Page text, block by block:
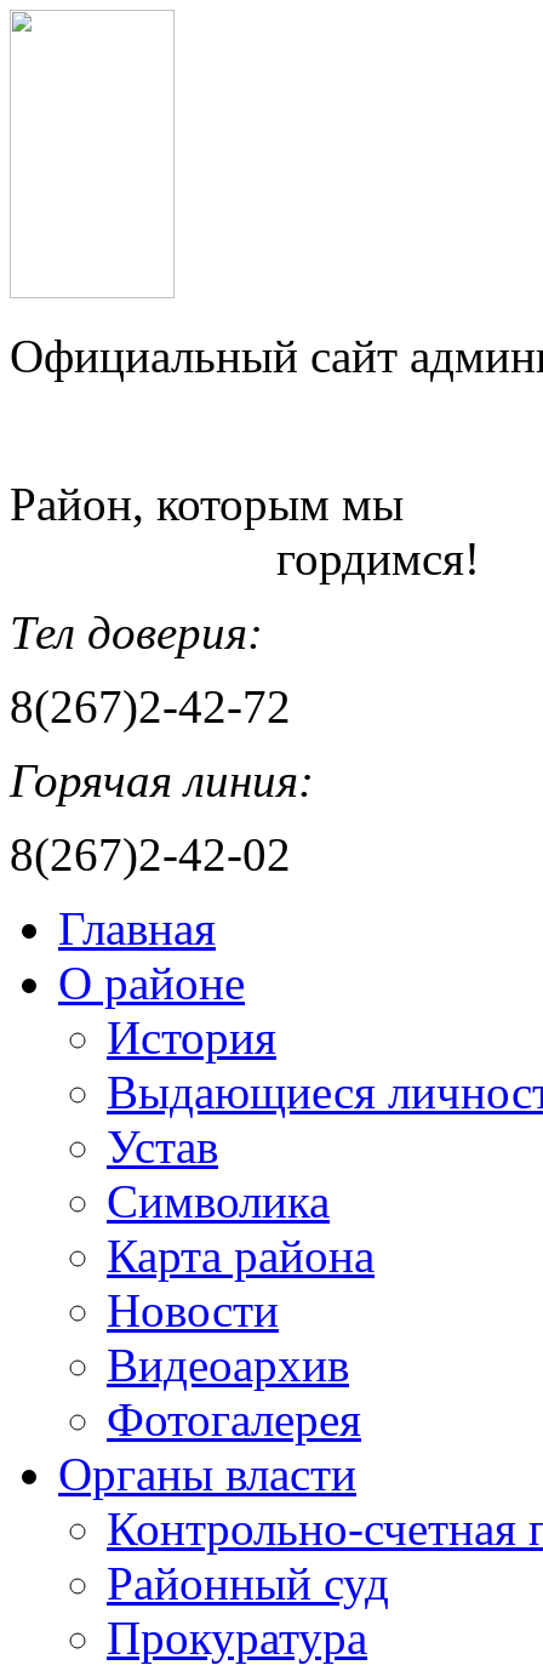
Официальный сайт
Район, которым мы
гордимся!
Тел доверия:
8(267)2-42-72
Горячая линия:
8(267)2-42-02
Главная
О районе
История
Выдающиеся
Устав
Символика
Карта района
Новости
Видеоархив
Фотогалерея
Органы власти
Контрольно-счетная
Районный суд
Прокуратура